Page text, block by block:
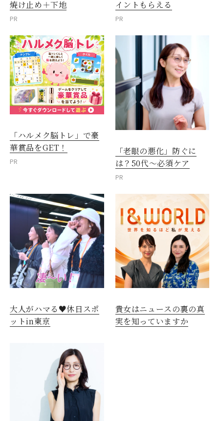
焼け止め＋下地
PR
イントもらえる
PR
「ハルメク脳トレ」で豪
華賞品をGET！
PR
「老眼の悪化」防ぐに
は？50代～必須ケア
PR
大人がハマる♥休日スポ
ットin東京
貴女はニュースの裏の真
実を知っていますか
閉じる